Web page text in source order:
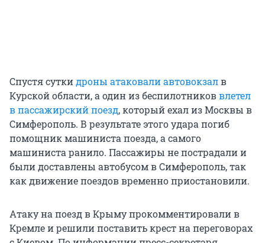
Спустя суткидроны атаковали автовокзалв
Курской области, а один из беспилотниковвлетел
в пассажирский поезд, который ехал из Москвы в
Симферополь. В результате этого удара погиб
помощник машиниста поезда, а самого
машиниста ранило. Пассажиры не пострадали и
были доставлены автобусом в Симферополь, так
как движение поездов временно приостановили.
Атаку на поезд в Крыму прокомментировали в
Кремле и решили поставить крест на переговорах